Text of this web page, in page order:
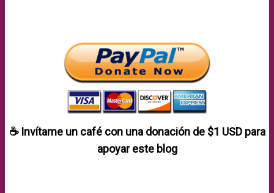
☕ Invítame un café con una donación de $1 USDpara
apoyar este blog